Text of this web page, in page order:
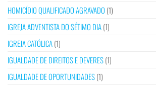
HOMICÍDIO QUALIFICADO AGRAVADO (1)
IGREJA ADVENTISTA DO SÉTIMO DIA(1)
IGREJA CATÓLICA(1)
IGUALDADE DE DIREITOS E DEVERES(1)
IGUALDADE DE OPORTUNIDADES(1)